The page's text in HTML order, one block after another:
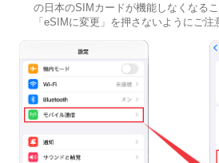
の日本のSIMカードが機能しなくなるこ
「eSIMに変更」を押さないようにご注